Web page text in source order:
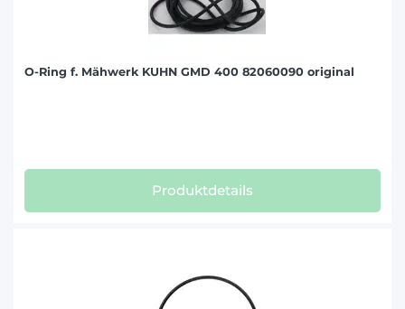
O-Ring f. Mähwerk KUHN GMD 400 82060090 original
Produktdetails